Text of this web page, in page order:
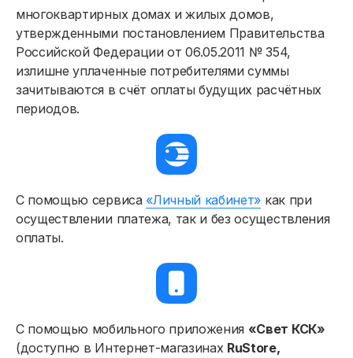
многоквартирных домах и жилых домов,
утвержденными постановлением Правительства
Российской Федерации от 06.05.2011 № 354,
излишне уплаченные потребителями суммы
зачитываются в счёт оплаты будущих расчётных
периодов.
С помощью сервиса «Личный кабинет» как при
осуществлении платежа, так и без осуществления
оплаты.
С помощью мобильного приложения «Свет КСК»
(доступно в Интернет-магазинах RuStore,